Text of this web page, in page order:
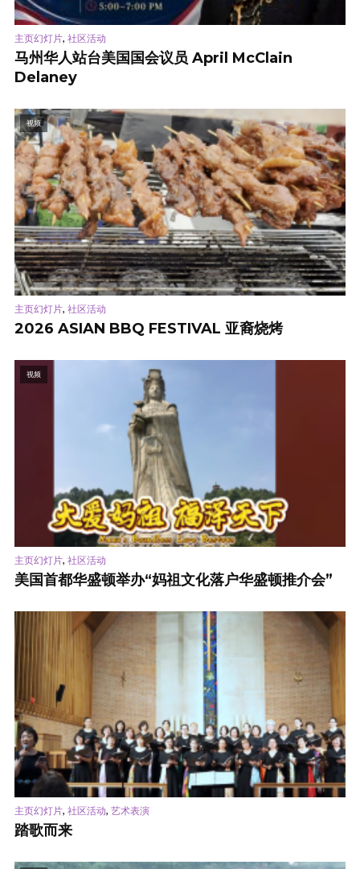
主页幻灯片, 社区活动
马州华人站台美国国会议员 April McClain
Delaney
视频
主页幻灯片, 社区活动
2026 ASIAN BBQ FESTIVAL 亚裔烧烤
视频
主页幻灯片, 社区活动
美国首都华盛顿举办“妈祖文化落户华盛顿推介会”
主页幻灯片, 社区活动, 艺术表演
踏歌而来